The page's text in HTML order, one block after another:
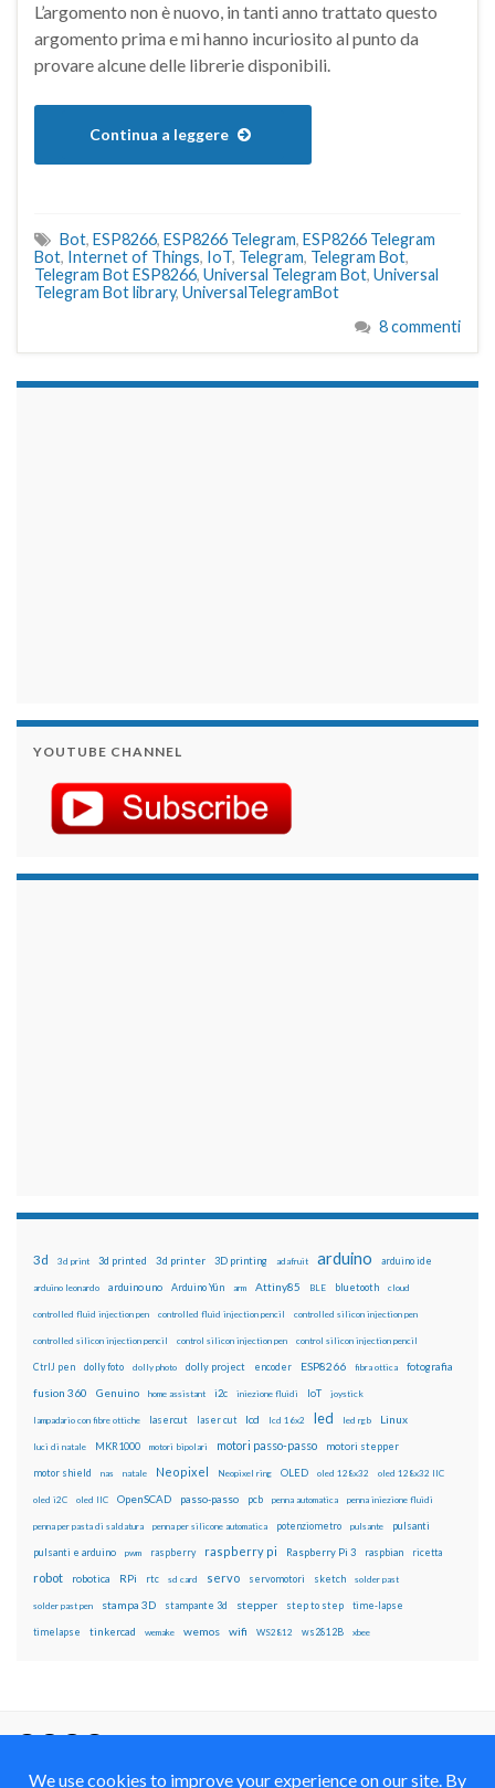
L’argomento non è nuovo, in tanti anno trattato questo
argomento prima e mi hanno incuriosito al punto da
provare alcune delle librerie disponibili.
Continua a leggere
Bot, ESP8266, ESP8266 Telegram, ESP8266 Telegram
Bot, Internet of Things, IoT, Telegram, Telegram Bot,
Telegram Bot ESP8266, Universal Telegram Bot, Universal
Telegram Bot library, UniversalTelegramBot
8 commenti
YOUTUBE CHANNEL
3d 3d print 3d printed 3d printer 3D printing adafruit arduino arduino ide
arduino leonardo arduino uno Arduino Yún arm Attiny85 BLE bluetooth cloud
controlled fluid injection pen controlled fluid injection pencil controlled silicon injection pen
controlled silicon injection pencil control silicon injection pen control silicon injection pencil
CtrlJ pen dolly foto dolly photo dolly project encoder ESP8266 fibra ottica fotografia
fusion 360 Genuino home assistant i2c iniezione fluidi IoT joystick
lampadario con fibre ottiche lasercut laser cut lcd lcd 16x2 led led rgb Linux
luci di natale MKR1000 motori bipolari motori passo-passo motori stepper
motor shield nas natale Neopixel Neopixel ring OLED oled 128x32 oled 128x32 IIC
oled i2C oled IIC OpenSCAD passo-passo pcb penna automatica penna iniezione fluidi
penna per pasta di saldatura penna per silicone automatica potenziometro pulsante pulsanti
pulsanti e arduino pwm raspberry raspberry pi Raspberry Pi 3 raspbian ricetta
robot robotica RPi rtc sd card servo servomotori sketch solder past
solder past pen stampa 3D stampante 3d stepper step to step time-lapse
timelapse tinkercad wemake wemos wifi WS2812 ws2812B xbee
con Licenza
Creative Commons Attribution Non commercial Share